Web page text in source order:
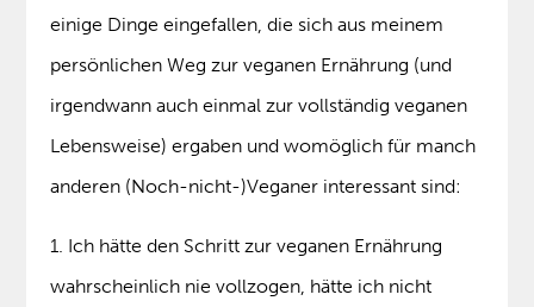
einige Dinge eingefallen, die sich aus meinem
persönlichen Weg zur veganen Ernährung (und
irgendwann auch einmal zur vollständig veganen
Lebensweise) ergaben und womöglich für manch
anderen (Noch-nicht-)Veganer interessant sind:
1. Ich hätte den Schritt zur veganen Ernährung
wahrscheinlich nie vollzogen, hätte ich nicht